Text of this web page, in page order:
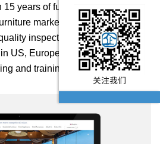
years of furniture experience in
markets. The company
inspectors throughout the
US, Europe and Asia. We gain
and training.